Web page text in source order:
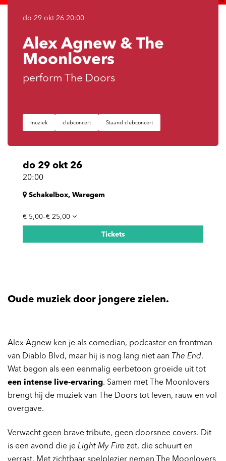
Alex Agnew & The
Moonlovers
perform The Doors
do 29 okt 26 20:00
muziek clubconcert Staand clubconcert
do 29 okt 26
20:00
Schakelbox, Waregem
€ 5,00–€ 25,00
Tickets
Oude muziek door jongere zielen.
Alex Agnew ken je als comedian, podcaster en frontman
van Diablo Blvd, maar hij is nog lang niet aan The End.
Wat begon als een eenmalig eerbetoon groeide uit tot
een intense live-ervaring. Samen met The Moonlovers
brengt hij de muziek van The Doors tot leven, rauw en vol
overgave.
Verwacht geen brave tribute, geen doorsnee covers. Dit
is een avond die je Light My Fire zet, die schuurt en